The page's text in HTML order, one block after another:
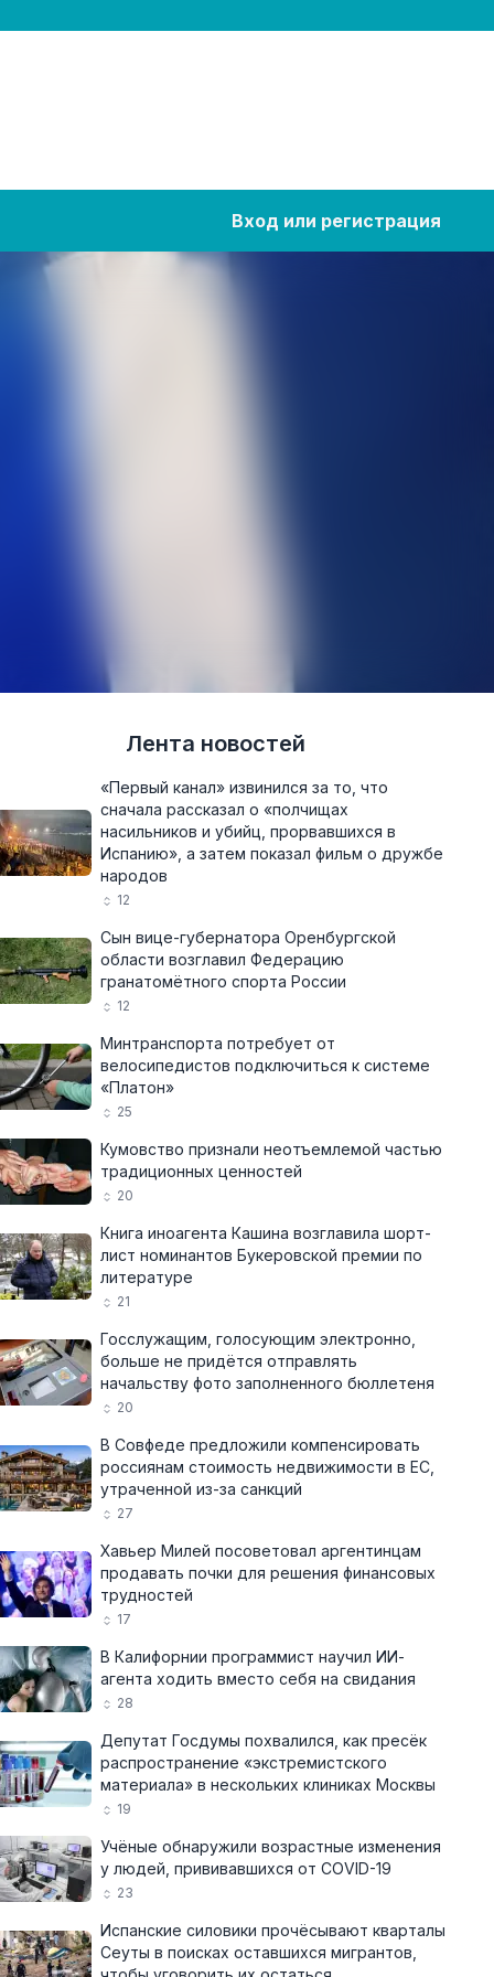
Вход или регистрация
Лента новостей
«Первый канал» извинился за то, что
сначала рассказал о «полчищах
насильников и убийц, прорвавшихся в
Испанию», а затем показал фильм о дружбе
народов
12
Сын вице-губернатора Оренбургской
области возглавил Федерацию
гранатомётного спорта России
12
Минтранспорта потребует от
велосипедистов подключиться к системе
«Платон»
25
Кумовство признали неотъемлемой частью
традиционных ценностей
20
Книга иноагента Кашина возглавила шорт-
лист номинантов Букеровской премии по
литературе
21
Госслужащим, голосующим электронно,
больше не придётся отправлять
начальству фото заполненного бюллетеня
20
В Совфеде предложили компенсировать
россиянам стоимость недвижимости в ЕС,
утраченной из-за санкций
27
Хавьер Милей посоветовал аргентинцам
продавать почки для решения финансовых
трудностей
17
В Калифорнии программист научил ИИ-
агента ходить вместо себя на свидания
28
Депутат Госдумы похвалился, как пресёк
распространение «экстремистского
материала» в нескольких клиниках Москвы
19
Учёные обнаружили возрастные изменения
у людей, прививавшихся от COVID-19
23
Испанские силовики прочёсывают кварталы
Сеуты в поисках оставшихся мигрантов,